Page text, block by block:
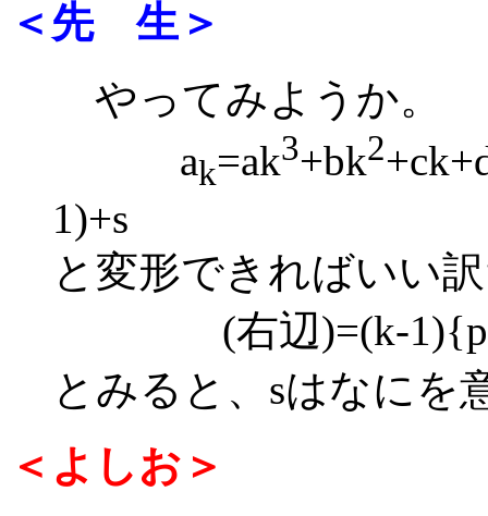
＜先 生＞
やってみようか。
ak=ak3+bk2
1)+s
と変形できればいい
(右辺)=(k-
とみると、sはなにを
＜よしお＞